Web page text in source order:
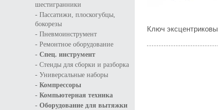
шестигранники
- Пассатижи, плоскогубцы,
бокорезы
- Пневмоинструмент
- Ремонтное оборудование
- Спец. инструмент
- Стенды для сборки и разборка
- Универсальные наборы
- Компрессоры
- Компьютерная техника
- Оборудование для вытяжки
Ключ